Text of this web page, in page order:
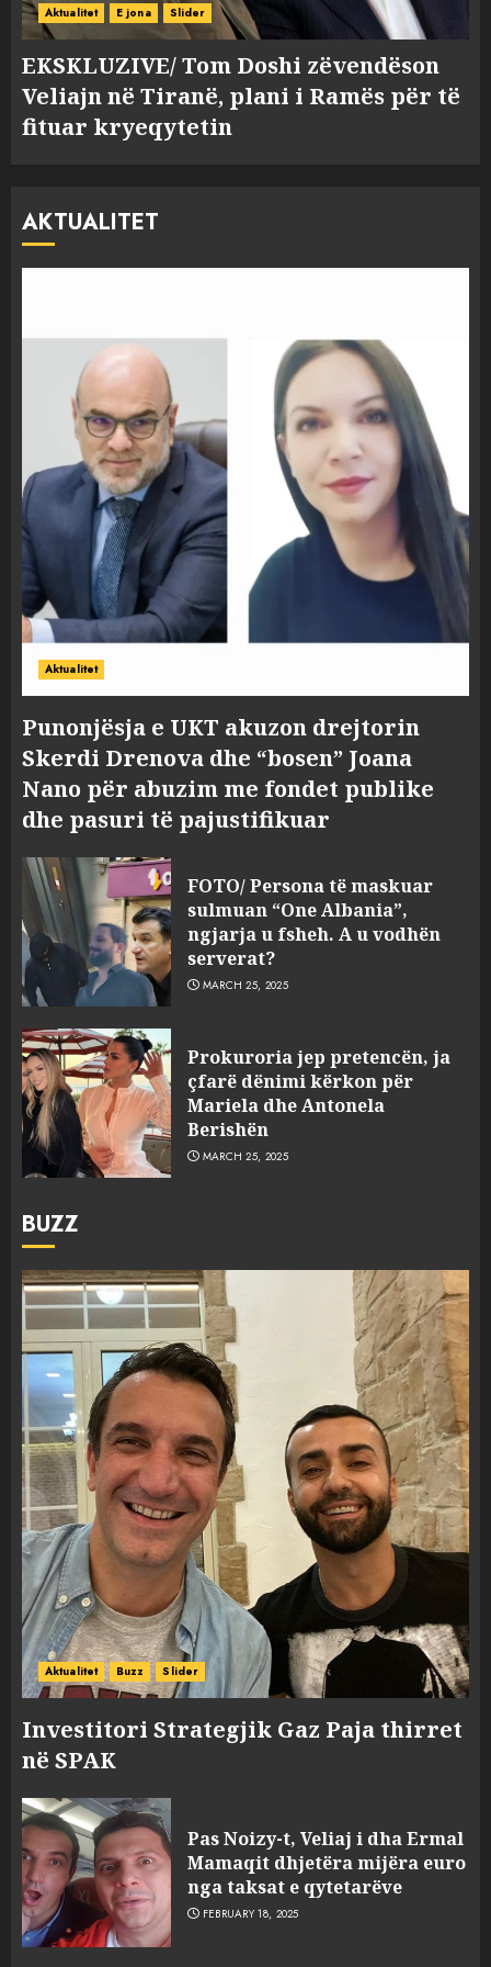
Aktualitet E jona Slider
EKSKLUZIVE/ Tom Doshi zëvendëson
Veliajn në Tiranë, plani i Ramës për të
fituar kryeqytetin
AKTUALITET
Aktualitet
Punonjësja e UKT akuzon drejtorin
Skerdi Drenova dhe “bosen” Joana
Nano për abuzim me fondet publike
dhe pasuri të pajustifikuar
FOTO/ Persona të maskuar
sulmuan “One Albania”,
ngjarja u fsheh. A u vodhën
serverat?
MARCH 25, 2025
Prokuroria jep pretencën, ja
çfarë dënimi kërkon për
Mariela dhe Antonela
Berishën
MARCH 25, 2025
BUZZ
Aktualitet Buzz Slider
Investitori Strategjik Gaz Paja thirret
në SPAK
Pas Noizy-t, Veliaj i dha Ermal
Mamaqit dhjetëra mijëra euro
nga taksat e qytetarëve
FEBRUARY 18, 2025